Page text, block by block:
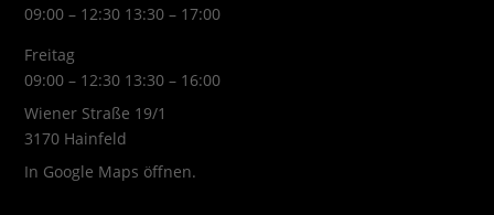
09:00 – 12:30 13:30 – 17:00
Freitag
09:00 – 12:30 13:30 – 16:00
Wiener Straße 19/1
3170 Hainfeld
In Google Maps öffnen.